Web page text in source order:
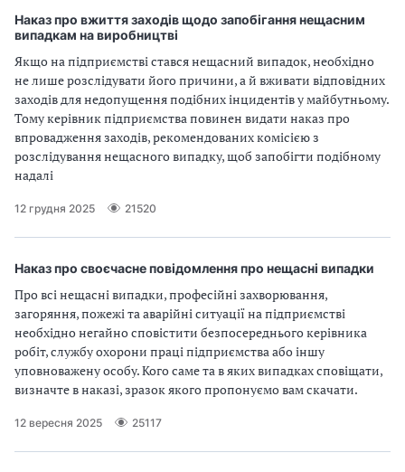
Наказ про вжиття заходів щодо запобігання нещасним
випадкам на виробництві
Якщо на підприємстві стався нещасний випадок, необхідно
не лише розслідувати його причини, а й вживати відповідних
заходів для недопущення подібних інцидентів у майбутньому.
Тому керівник підприємства повинен видати наказ про
впровадження заходів, рекомендованих комісією з
розслідування нещасного випадку, щоб запобігти подібному
надалі
12 грудня 2025 21520
Наказ про своєчасне повідомлення про нещасні випадки
Про всі нещасні випадки, професійні захворювання,
загоряння, пожежі та аварійні ситуації на підприємстві
необхідно негайно сповістити безпосереднього керівника
робіт, службу охорони праці підприємства або іншу
уповноважену особу. Кого саме та в яких випадках сповіщати,
визначте в наказі, зразок якого пропонуємо вам скачати.
12 вересня 2025 25117
в
п
р
о
в
а
ж
у
в
а
т